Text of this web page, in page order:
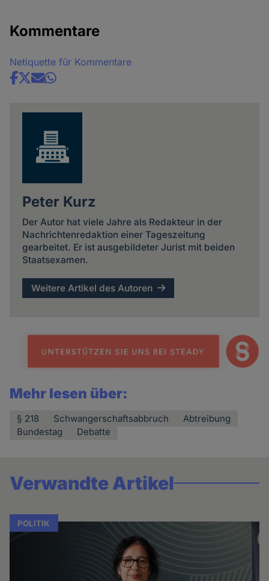
Kommentare
Netiquette für Kommentare
Share
Peter Kurz
Der Autor hat viele Jahre als Redakteur in der
Nachrichtenredaktion einer Tageszeitung
gearbeitet. Er ist ausgebildeter Jurist mit beiden
Staatsexamen.
Weitere Artikel des Autoren
Mehr lesen über:
§ 218 Schwangerschaftsabbruch
Abtreibung
Bundestag
Debatte
Verwandte Artikel
POLITIK